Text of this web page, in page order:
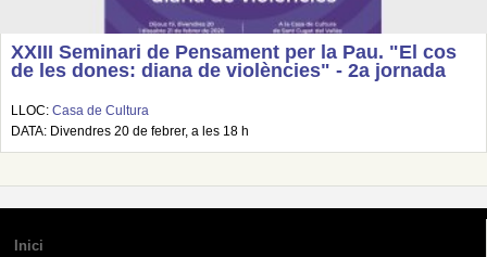
XXIII Seminari de Pensament per la Pau. "El cos
de les dones: diana de violències" - 2a jornada
LLOC: Casa de Cultura
DATA: Divendres 20 de febrer, a les 18 h
Inici